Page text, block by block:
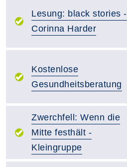
Lesung: black stories -
Corinna Harder
Kostenlose
Gesundheitsberatung
Zwerchfell: Wenn die
Mitte festhält -
Kleingruppe